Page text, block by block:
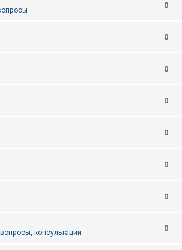
0
0
0
0
0
0
0
консультации 0